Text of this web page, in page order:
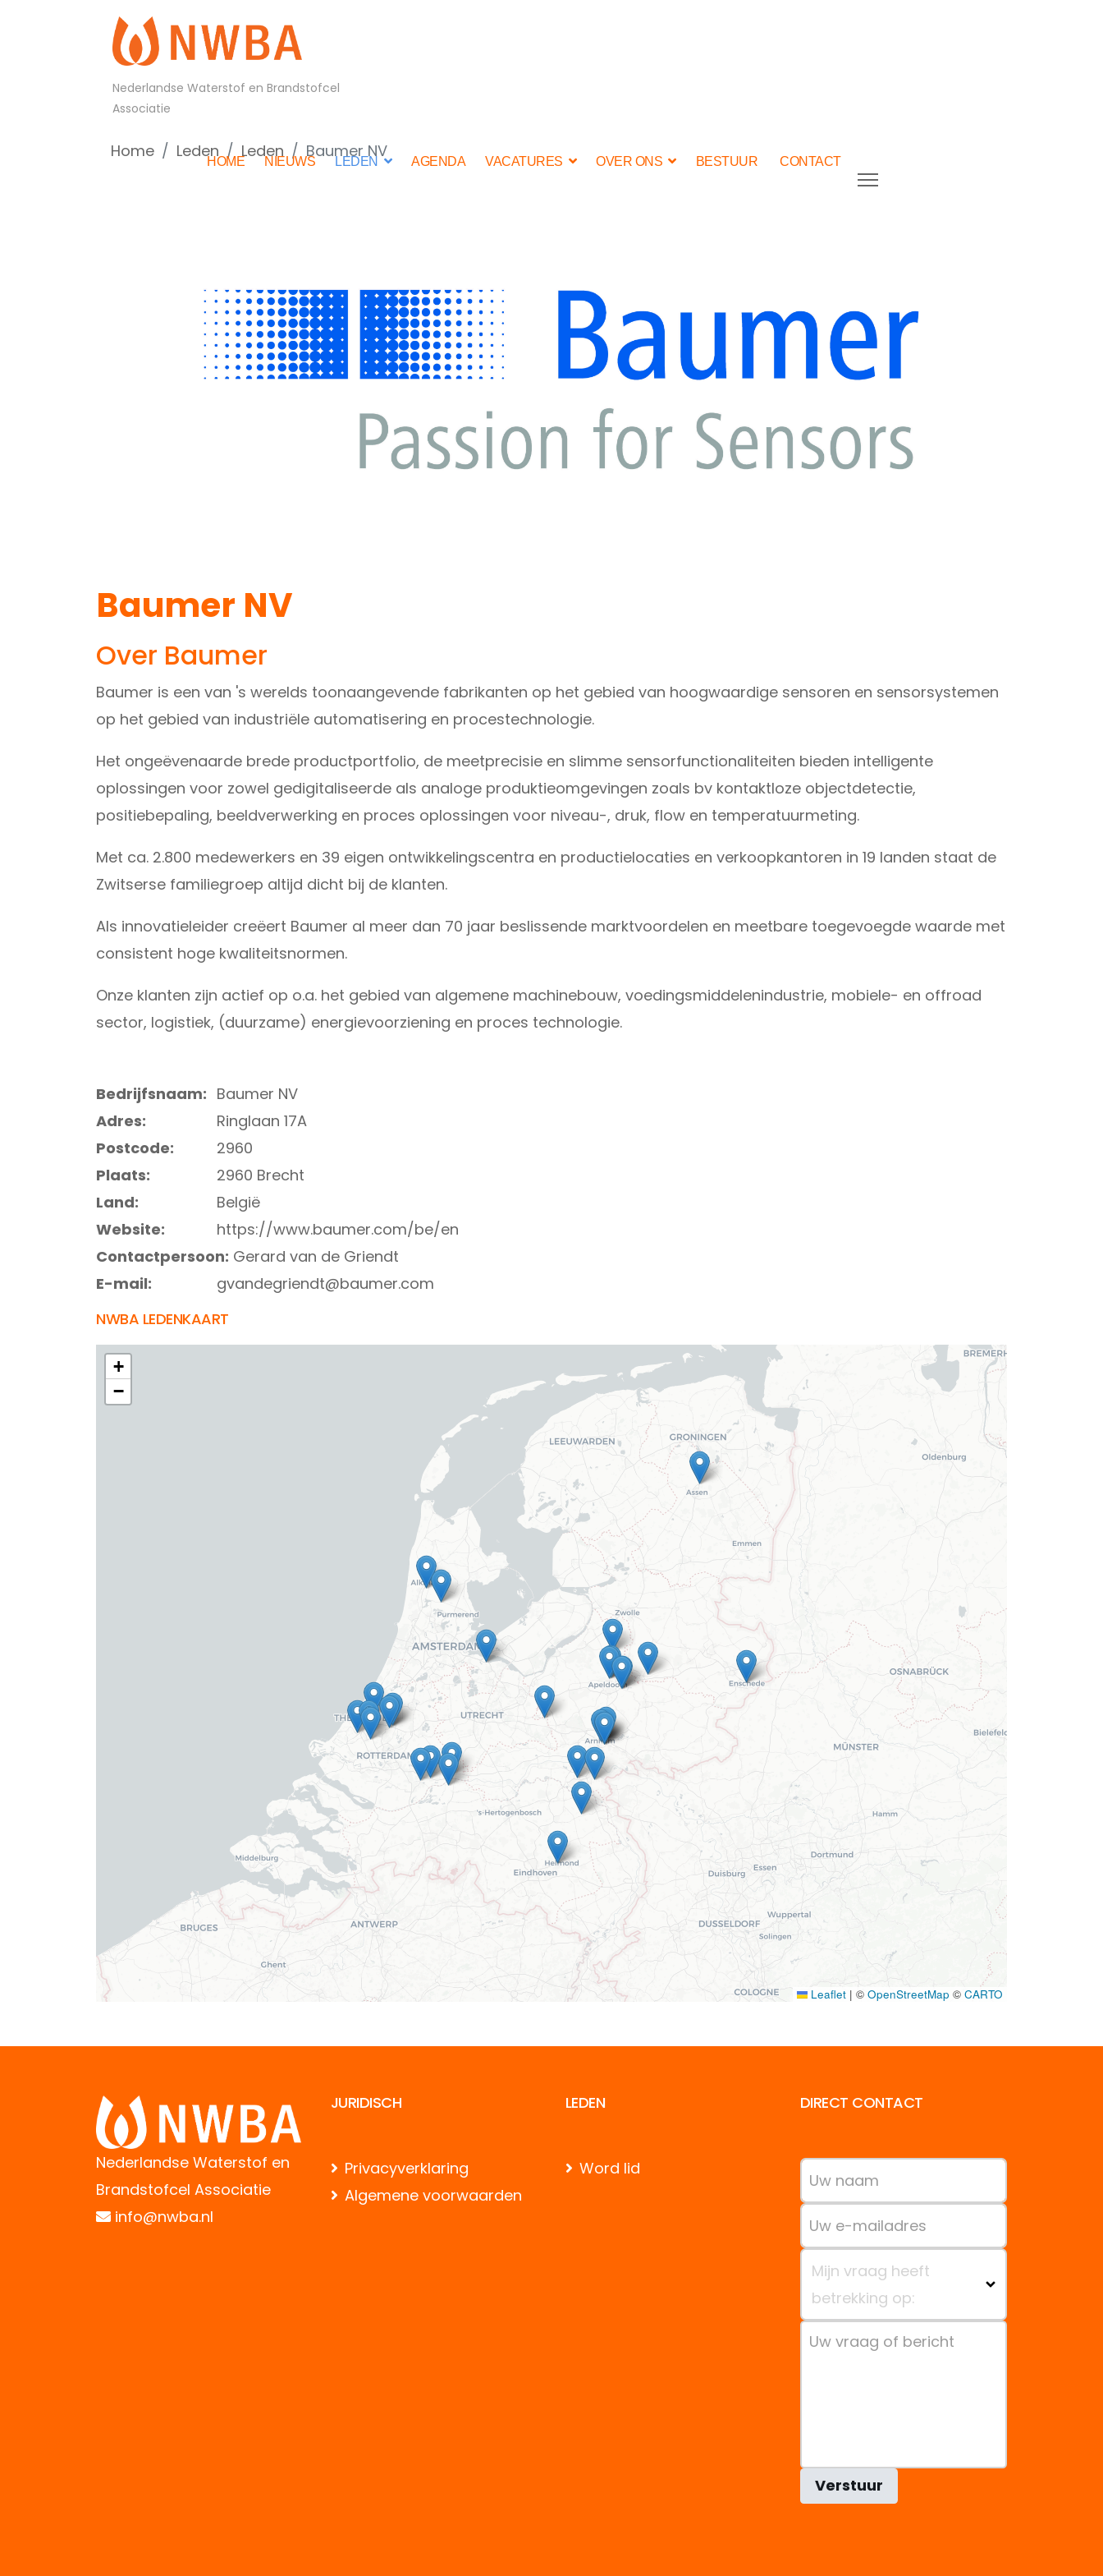
Nederlandse Waterstof en Brandstofcel
Associatie
HOME NIEUWS LEDEN AGENDA VACATURES OVER ONS BESTUUR CONTACT
Home Leden Leden Baumer NV
Baumer NV
Over Baumer
Baumer is een van 's werelds toonaangevende fabrikanten op het gebied van hoogwaardige sensoren en sensorsystemen
op het gebied van industriële automatisering en procestechnologie.
Het ongeëvenaarde brede productportfolio, de meetprecisie en slimme sensorfunctionaliteiten bieden intelligente
oplossingen voor zowel gedigitaliseerde als analoge produktieomgevingen zoals bv kontaktloze objectdetectie,
positiebepaling, beeldverwerking en proces oplossingen voor niveau-, druk, flow en temperatuurmeting.
Met ca. 2.800 medewerkers en 39 eigen ontwikkelingscentra en productielocaties en verkoopkantoren in 19 landen staat de
Zwitserse familiegroep altijd dicht bij de klanten.
Als innovatieleider creëert Baumer al meer dan 70 jaar beslissende marktvoordelen en meetbare toegevoegde waarde met
consistent hoge kwaliteitsnormen.
Onze klanten zijn actief op o.a. het gebied van algemene machinebouw, voedingsmiddelenindustrie, mobiele- en offroad
sector, logistiek, (duurzame) energievoorziening en proces technologie.
Bedrijfsnaam: Baumer NV
Adres:
Ringlaan 17A
Postcode:
2960
Plaats:
2960 Brecht
Land:
België
Website:
https://www.baumer.com/be/en
Contactpersoon: Gerard van de Griendt
E-mail:
gvandegriendt@baumer.com
NWBA LEDENKAART
+
−
Leaflet | © OpenStreetMap © CARTO
Nederlandse Waterstof en
Brandstofcel Associatie
info@nwba.nl
JURIDISCH
Privacyverklaring
Algemene voorwaarden
LEDEN
Word lid
DIRECT CONTACT
Mijn vraag heeft
betrekking op:
Verstuur